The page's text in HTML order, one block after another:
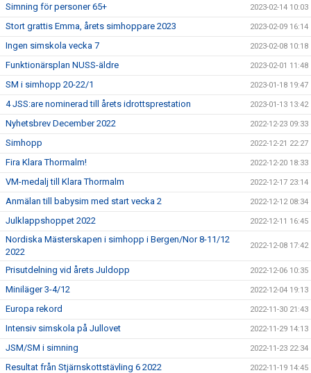
Simning för personer 65+ 2023-02-14 10:03
Stort grattis Emma, årets simhoppare 2023 2023-02-09 16:14
Ingen simskola vecka 7 2023-02-08 10:18
Funktionärsplan NUSS-äldre 2023-02-01 11:48
SM i simhopp 20-22/1 2023-01-18 19:47
4 JSS:are nominerad till årets idrottsprestation 2023-01-13 13:42
Nyhetsbrev December 2022 2022-12-23 09:33
Simhopp 2022-12-21 22:27
Fira Klara Thormalm! 2022-12-20 18:33
VM-medalj till Klara Thormalm 2022-12-17 23:14
Anmälan till babysim med start vecka 2 2022-12-12 08:34
Julklappshoppet 2022 2022-12-11 16:45
Nordiska Mästerskapen i simhopp i Bergen/Nor 8-11/12
2022
2022-12-08 17:42
Prisutdelning vid årets Juldopp 2022-12-06 10:35
Miniläger 3-4/12 2022-12-04 19:13
Europa rekord 2022-11-30 21:43
Intensiv simskola på Jullovet 2022-11-29 14:13
JSM/SM i simning 2022-11-23 22:34
Resultat från Stjärnskottstävling 6 2022 2022-11-19 14:45